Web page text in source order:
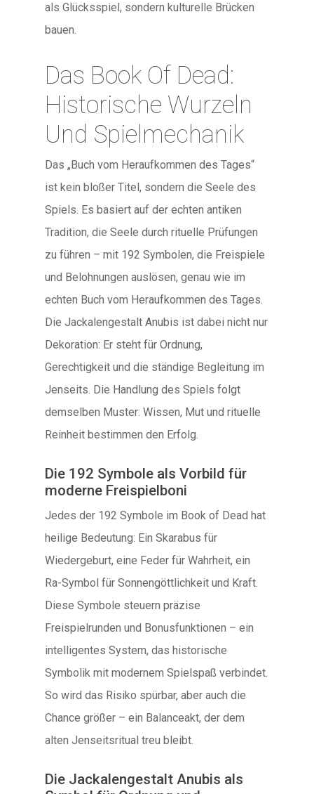
als Glücksspiel, sondern kulturelle Brücken
bauen.
Das Book Of Dead:
Historische Wurzeln
Und Spielmechanik
Das „Buch vom Heraufkommen des Tages“
ist kein bloßer Titel, sondern die Seele des
Spiels. Es basiert auf der echten antiken
Tradition, die Seele durch rituelle Prüfungen
zu führen – mit 192 Symbolen, die Freispiele
und Belohnungen auslösen, genau wie im
echten Buch vom Heraufkommen des Tages.
Die Jackalengestalt Anubis ist dabei nicht nur
Dekoration: Er steht für Ordnung,
Gerechtigkeit und die ständige Begleitung im
Jenseits. Die Handlung des Spiels folgt
demselben Muster: Wissen, Mut und rituelle
Reinheit bestimmen den Erfolg.
Die 192 Symbole als Vorbild für
moderne Freispielboni
Jedes der 192 Symbole im Book of Dead hat
heilige Bedeutung: Ein Skarabus für
Wiedergeburt, eine Feder für Wahrheit, ein
Ra-Symbol für Sonnengöttlichkeit und Kraft.
Diese Symbole steuern präzise
Freispielrunden und Bonusfunktionen – ein
intelligentes System, das historische
Symbolik mit modernem Spielspaß verbindet.
So wird das Risiko spürbar, aber auch die
Chance größer – ein Balanceakt, der dem
alten Jenseitsritual treu bleibt.
Die Jackalengestalt Anubis als